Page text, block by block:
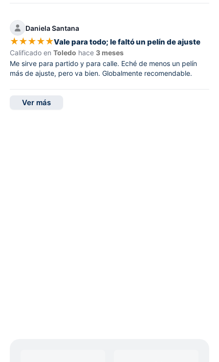
Daniela Santana
★★★★★Vale para todo; le faltó un pelín de ajuste
Calificado en Toledo hace 3 meses
Me sirve para partido y para calle. Eché de menos un pelín
más de ajuste, pero va bien. Globalmente recomendable.
Ver más